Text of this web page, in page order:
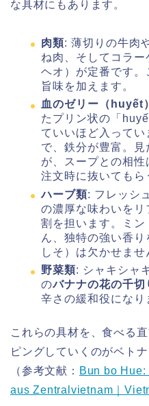
な具材にもあります。
肉類: 薄切りの牛肉
ね肉、そしてコラ
ヘオ）が定番です。
旨味を加えます。
血のゼリー（huyết）
たプリン状の「
ていいほど入って
で、鉄分が豊富。
が、スープとの相
注文時に抜いてもら
ハーブ類: フレッシ
の濃厚な味わいを
割を担います。ミン
ん、独特の強い香
しそ）は欠かせませ
野菜類: シャキシャ
のバナナの花の千切
辛さの緩和役になり
これらの具材を、食べる
ピングしていくのがベト
（参考文献： Bun bo
aus Zentralvietnam｜